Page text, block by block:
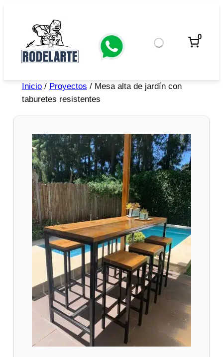
0
Inicio/ Proyectos / Mesa alta de jardín con
taburetes resistentes